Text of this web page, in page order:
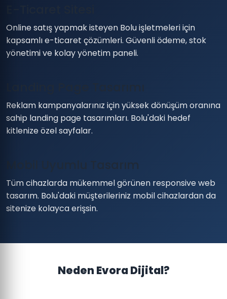
Online satış yapmak isteyen Bolu işletmeleri için
kapsamlı e-ticaret çözümleri. Güvenli ödeme, stok
yönetimi ve kolay yönetim paneli.
Reklam kampanyalarınız için yüksek dönüşüm oranına
sahip landing page tasarımları. Bolu'daki hedef
kitlenize özel sayfalar.
Mobil Uyumlu Tasarım
Tüm cihazlarda mükemmel görünen responsive web
tasarım. Bolu'daki müşterileriniz mobil cihazlardan da
sitenize kolayca erişsin.
Neden Evora Dijital?